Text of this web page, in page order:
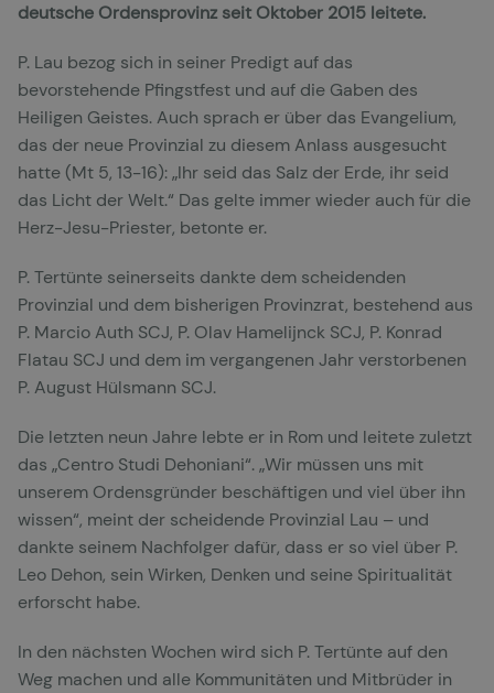
deutsche Ordensprovinz seit Oktober 2015 leitete.
P. Lau bezog sich in seiner Predigt auf das
bevorstehende Pfingstfest und auf die Gaben des
Heiligen Geistes. Auch sprach er über das Evangelium,
das der neue Provinzial zu diesem Anlass ausgesucht
hatte (Mt 5, 13-16): „Ihr seid das Salz der Erde, ihr seid
das Licht der Welt.“ Das gelte immer wieder auch für die
Herz-Jesu-Priester, betonte er.
P. Tertünte seinerseits dankte dem scheidenden
Provinzial und dem bisherigen Provinzrat, bestehend aus
P. Marcio Auth SCJ, P. Olav Hamelijnck SCJ, P. Konrad
Flatau SCJ und dem im vergangenen Jahr verstorbenen
P. August Hülsmann SCJ.
Die letzten neun Jahre lebte er in Rom und leitete zuletzt
das „Centro Studi Dehoniani“. „Wir müssen uns mit
unserem Ordensgründer beschäftigen und viel über ihn
wissen“, meint der scheidende Provinzial Lau – und
dankte seinem Nachfolger dafür, dass er so viel über P.
Leo Dehon, sein Wirken, Denken und seine Spiritualität
erforscht habe.
In den nächsten Wochen wird sich P. Tertünte auf den
Weg machen und alle Kommunitäten und Mitbrüder in